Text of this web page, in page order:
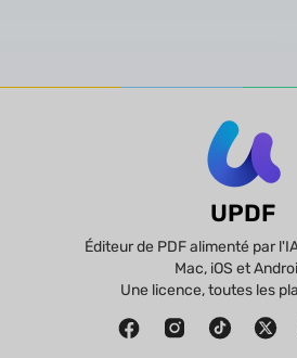
UPDF
Éditeur de PDF alimenté par
Mac, iOS et
Une licence, toutes les